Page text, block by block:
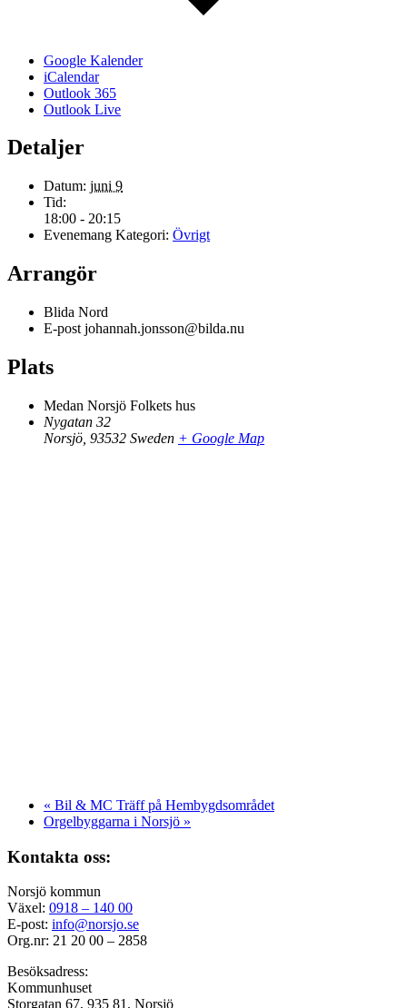
Google Kalender
iCalendar
Outlook 365
Outlook Live
Detaljer
Datum: juni 9
Tid:
18:00 - 20:15
Evenemang Kategori: Övrigt
Arrangör
Blida Nord
E-post johannah.jonsson@bilda.nu
Plats
Medan Norsjö Folkets hus
Nygatan 32
Norsjö 93532 Sweden + Google Map
« Bil & MC Träff på Hembygdsområdet
Orgelbyggarna i Norsjö »
Kontakta oss:
Norsjö kommun
Växel: 0918 – 140 00
E-post: info@norsjo.se
Org.nr: 21 20 00 – 2858
Besöksadress:
Kommunhuset
Storgatan 67, 935 81, Norsjö